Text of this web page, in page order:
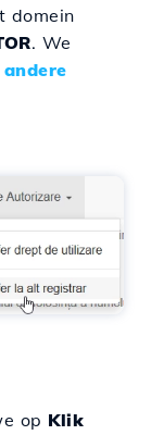
domein
. We
op Klik